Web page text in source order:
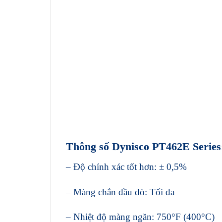
Thông số Dynisco PT462E
– Độ chính xác tốt hơn: ± 0,5%
– Màng chắn đầu dò: Tối đa
– Nhiệt độ màng ngăn: 750°F (400°C)